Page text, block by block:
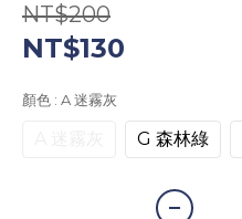
NT$200
NT$130
顏色 : A 迷霧灰
G 森林綠